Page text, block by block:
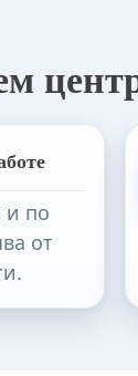
и по
от